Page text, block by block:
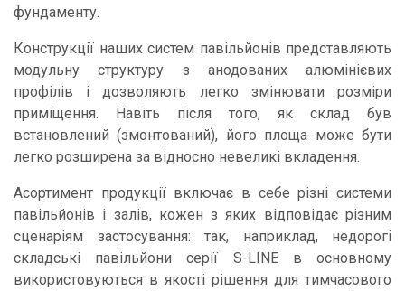
фундаменту.
Конструкції наших систем павільйонів представляють
модульну структуру з анодованих алюмінієвих
профілів і дозволяють легко змінювати розміри
приміщення. Навіть після того, як склад був
встановлений (змонтований), його площа може бути
легко розширена за відносно невеликі вкладення.
Асортимент продукції включає в себе різні системи
павільйонів і залів, кожен з яких відповідає різним
сценаріям застосування: так, наприклад, недорогі
складські павільйони серії S-LINE в основному
використовуються в якості рішення для тимчасового